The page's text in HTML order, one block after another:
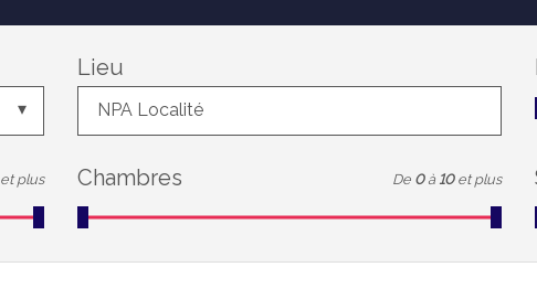
Lieu
NPA Localité
et plus Chambres De 0 à 10 et plus